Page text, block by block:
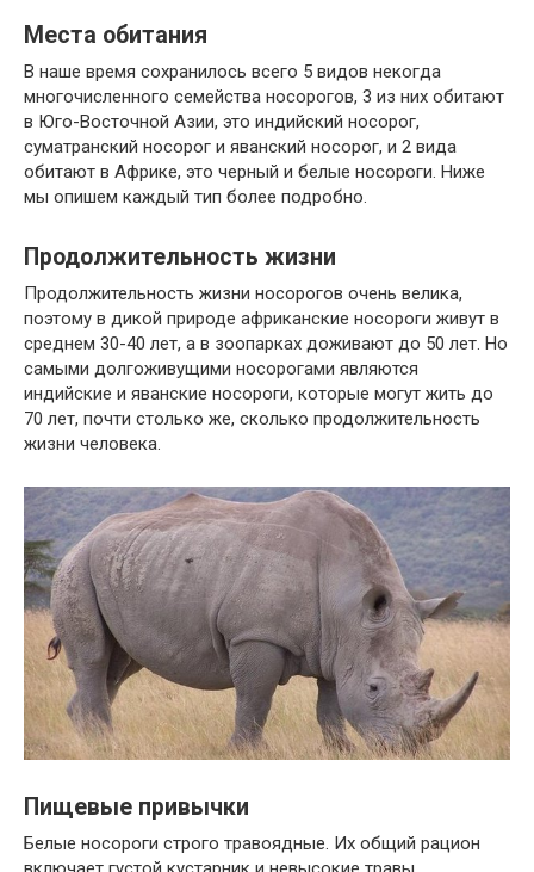
Места обитания
В наше время сохранилось всего 5 видов некогда
многочисленного семейства носорогов, 3 из них обитают
в Юго-Восточной Азии, это индийский носорог,
суматранский носорог и яванский носорог, и 2 вида
обитают в Африке, это черный и белые носороги. Ниже
мы опишем каждый тип более подробно.
Продолжительность жизни
Продолжительность жизни носорогов очень велика,
поэтому в дикой природе африканские носороги живут в
среднем 30-40 лет, а в зоопарках доживают до 50 лет. Но
самыми долгоживущими носорогами являются
индийские и яванские носороги, которые могут жить до
70 лет, почти столько же, сколько продолжительность
жизни человека.
Пищевые привычки
Белые носороги строго травоядные. Их общий рацион